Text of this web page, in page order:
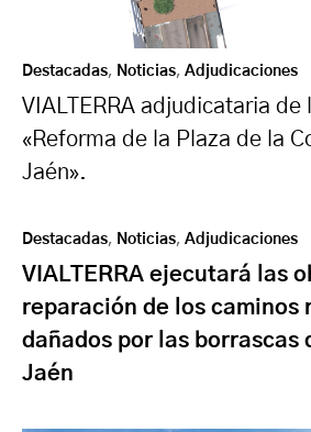
Destacadas, Noticias, Adjudicaciones
VIALTERRA adjudicataria de
«Reforma de la Plaza de la
Jaén».
Destacadas, Noticias, Adjudicaciones
VIALTERRA ejecutará las
reparación de los caminos
dañados por las borrascas
Jaén